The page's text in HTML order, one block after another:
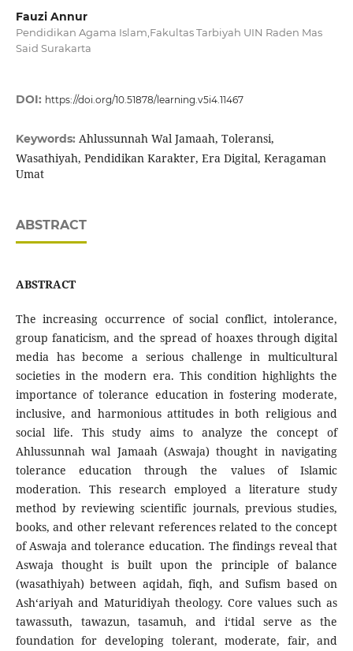
Fauzi Annur
Pendidikan Agama Islam,Fakultas Tarbiyah UIN Raden Mas
Said Surakarta
DOI: https://doi.org/10.51878/learning.v5i4.11467
Keywords: Ahlussunnah Wal Jamaah, Toleransi,
Wasathiyah, Pendidikan Karakter, Era Digital, Keragaman
Umat
ABSTRACT
ABSTRACT
The increasing occurrence of social conflict, intolerance,
group fanaticism, and the spread of hoaxes through digital
media has become a serious challenge in multicultural
societies in the modern era. This condition highlights the
importance of tolerance education in fostering moderate,
inclusive, and harmonious attitudes in both religious and
social life. This study aims to analyze the concept of
Ahlussunnah wal Jamaah (Aswaja) thought in navigating
tolerance education through the values of Islamic
moderation. This research employed a literature study
method by reviewing scientific journals, previous studies,
books, and other relevant references related to the concept
of Aswaja and tolerance education. The findings reveal that
Aswaja thought is built upon the principle of balance
(wasathiyah) between aqidah, fiqh, and Sufism based on
Ash‘ariyah and Maturidiyah theology. Core values such as
tawassuth, tawazun, tasamuh, and i‘tidal serve as the
foundation for developing tolerant, moderate, fair, and